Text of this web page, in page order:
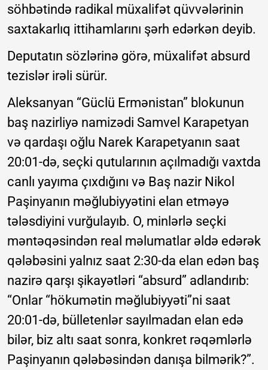
söhbətində radikal müxalifət qüvvələrinin
saxtakarlıq ittihamlarını şərh edərkən deyib.
Deputatın sözlərinə görə, müxalifət absurd
tezislər irəli sürür.
Aleksanyan “Güclü Ermənistan” blokunun
baş nazirliyə namizədi Samvel Karapetyan
və qardaşı oğlu Narek Karapetyanın saat
20:01-də, seçki qutularının açılmadığı vaxtda
canlı yayıma çıxdığını və Baş nazir Nikol
Paşinyanın məğlubiyyətini elan etməyə
tələsdiyini vurğulayıb. O, minlərlə seçki
məntəqəsindən real məlumatlar əldə edərək
qələbəsini yalnız saat 2:30-da elan edən baş
nazirə qarşı şikayətləri “absurd” adlandırıb:
“Onlar “hökumətin məğlubiyyəti”ni saat
20:01-də, bülletenlər sayılmadan elan edə
bilər, biz altı saat sonra, konkret rəqəmlərlə
Paşinyanın qələbəsindən danışa bilmərik?”.